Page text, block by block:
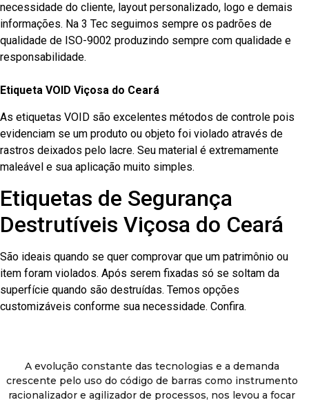
necessidade do cliente, layout personalizado, logo e demais
informações. Na 3 Tec seguimos sempre os padrões de
qualidade de ISO-9002 produzindo sempre com qualidade e
responsabilidade.
Etiqueta VOID Viçosa do Ceará
As etiquetas VOID são excelentes métodos de controle pois
evidenciam se um produto ou objeto foi violado através de
rastros deixados pelo lacre. Seu material é extremamente
maleável e sua aplicação muito simples.
Etiquetas de Segurança
Destrutíveis Viçosa do Ceará
São ideais quando se quer comprovar que um patrimônio ou
item foram violados. Após serem fixadas só se soltam da
superfície quando são destruídas. Temos opções
customizáveis conforme sua necessidade. Confira.
A evolução constante das tecnologias e a demanda
crescente pelo uso do código de barras como instrumento
racionalizador e agilizador de processos, nos levou a focar